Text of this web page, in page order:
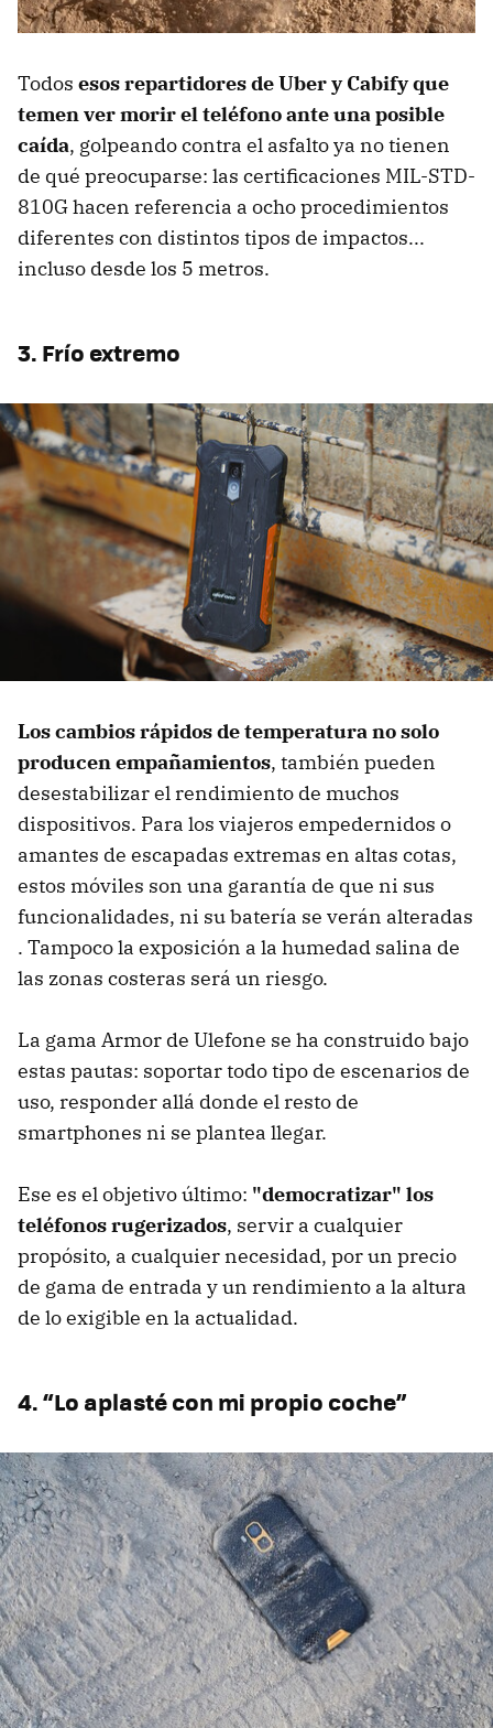
Todos esos repartidores de Uber y Cabify que
temen ver morir el teléfono ante una posible
caída, golpeando contra el asfalto ya no tienen
de qué preocuparse: las certificaciones MIL-STD-
810G hacen referencia a ocho procedimientos
diferentes con distintos tipos de impactos...
incluso desde los 5 metros.
3. Frío extremo
Los cambios rápidos de temperatura no solo
producen empañamientos, también pueden
desestabilizar el rendimiento de muchos
dispositivos. Para los viajeros empedernidos o
amantes de escapadas extremas en altas cotas,
estos móviles son una garantía de que ni sus
funcionalidades, ni su batería se verán alteradas
. Tampoco la exposición a la humedad salina de
las zonas costeras será un riesgo.
La gama Armor de Ulefone se ha construido bajo
estas pautas: soportar todo tipo de escenarios de
uso, responder allá donde el resto de
smartphones ni se plantea llegar.
Ese es el objetivo último: "democratizar" los
teléfonos rugerizados, servir a cualquier
propósito, a cualquier necesidad, por un precio
de gama de entrada y un rendimiento a la altura
de lo exigible en la actualidad.
4. “Lo aplasté con mi propio coche”